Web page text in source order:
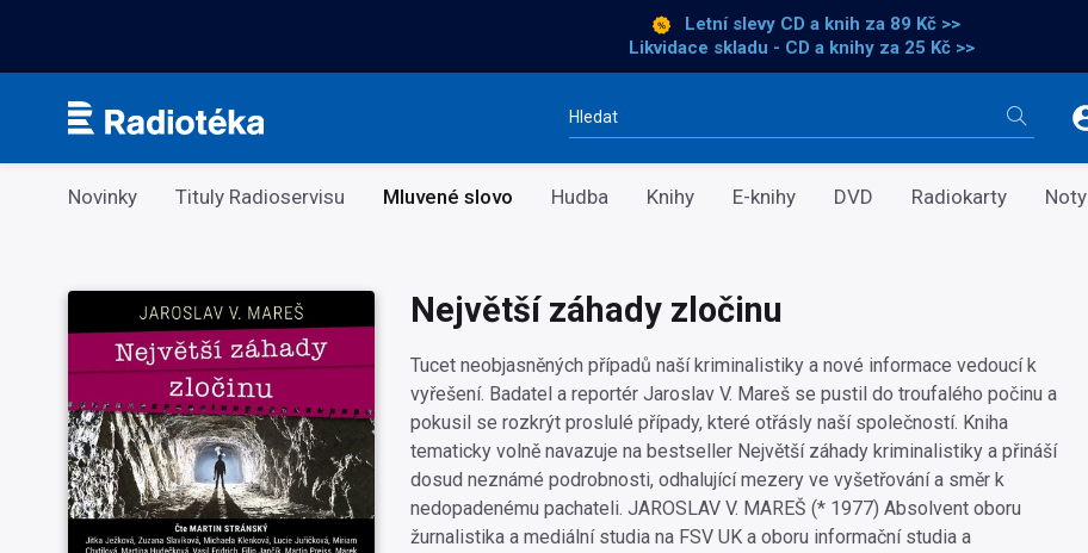
Letní slevy CD a knih za 89 Kč >>
Likvidace skladu - CD a knihy za 25 Kč >>
Vyhledávání
Kategorie
Novinky Tituly Radioservisu Mluvené slovo Hudba Knihy E-knihy DVD Radiokarty Noty
Největší záhady zločinu
Tucet neobjasněných případů naší kriminalistiky a nové informace vedoucí k
vyřešení. Badatel a reportér Jaroslav V. Mareš se pustil do troufalého počinu a
pokusil se rozkrýt proslulé případy, které otřásly naší společností. Kniha
tematicky volně navazuje na bestseller Největší záhady kriminalistiky a přináší
dosud neznámé podrobnosti, odhalující mezery ve vyšetřování a směr k
nedopadenému pachateli. JAROSLAV V. MAREŠ (* 1977) Absolvent oboru
žurnalistika a mediální studia na FSV UK a oboru informační studia a